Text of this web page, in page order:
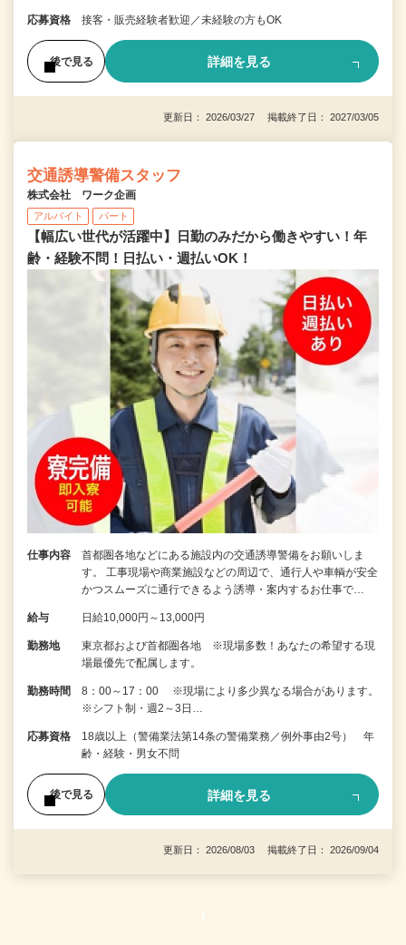
応募資格 接客・販売経験者歓迎／未経験の方もOK
後で見る 詳細を見る
更新日： 2026/03/27 掲載終了日： 2027/03/05
交通誘導警備スタッフ
株式会社 ワーク企画
アルバイト パート
【幅広い世代が活躍中】日勤のみだから働きやすい！年
齢・経験不問！日払い・週払いOK！
仕事内容
首都圏各地などにある施設内の交通誘導警備をお願いしま
す。 工事現場や商業施設などの周辺で、通行人や車輌が安全
かつスムーズに通行できるよう誘導・案内するお仕事で…
給与 日給10,000円～13,000円
勤務地
東京都および首都圏各地 ※現場多数！あなたの希望する現
場最優先で配属します。
勤務時間
8：00～17：00 ※現場により多少異なる場合があります。
※シフト制・週2～3日…
応募資格
18歳以上（警備業法第14条の警備業務／例外事由2号） 年
齢・経験・男女不問
後で見る 詳細を見る
更新日： 2026/08/03 掲載終了日： 2026/09/04
1